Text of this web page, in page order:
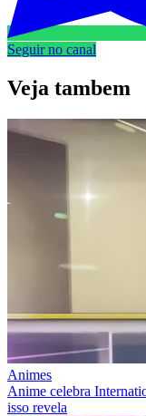
Seguir no canal
Veja tambem
Animes
Anime celebra
isso revela